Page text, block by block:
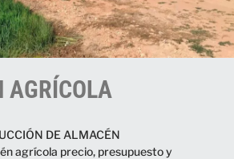
AGRÍCOLA
DE ALMACÉN
agrícola precio, presupuesto y